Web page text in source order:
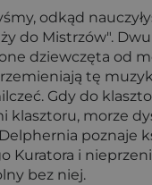
odkąd
do Mistrzów".
dziewczęta od
tę
Gdy do
klasztoru, morze
poznaje
Kuratora i
bez niej.